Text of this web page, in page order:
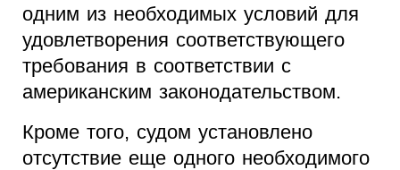
одним из необходимых условий для
удовлетворения соответствующего
требования в соответствии с
американским законодательством.
Кроме того, судом установлено
отсутствие еще одного необходимого